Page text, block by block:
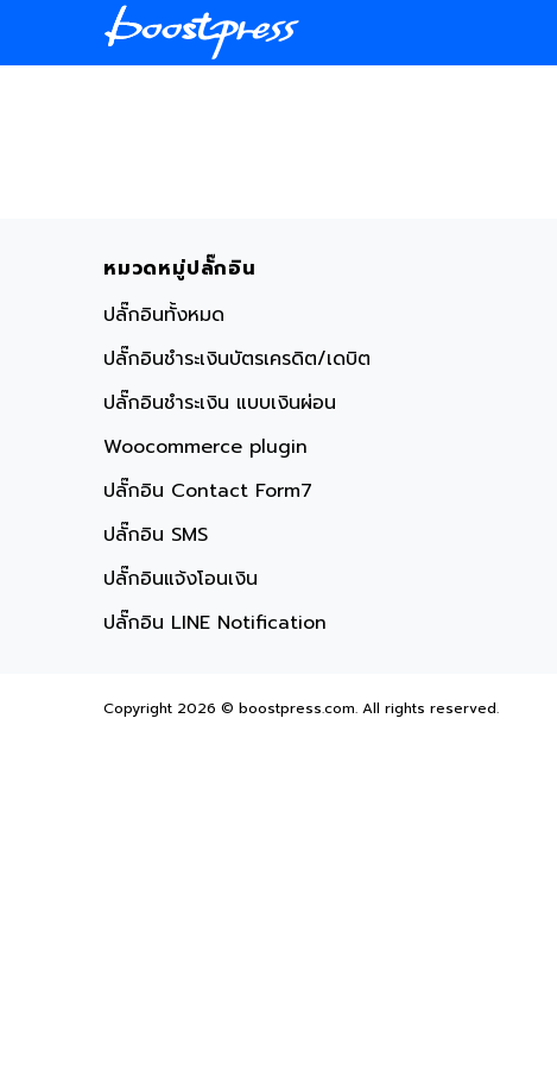
content
หมวดหมู่ปลั๊กอิน
ปลั๊กอินทั้งหมด
ปลั๊กอินชำระเงินบัตรเครดิต/เดบิต
ปลั๊กอินชำระเงิน แบบเงินผ่อน
Woocommerce plugin
ปลั๊กอิน Contact Form7
ปลั๊กอิน SMS
ปลั๊กอินแจ้งโอนเงิน
ปลั๊กอิน LINE Notification
Copyright 2026 © boostpress.com. All rights reserved.